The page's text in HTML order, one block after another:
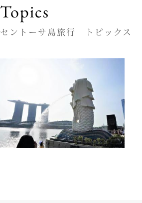
Topics
セントーサ島旅行 トピックス